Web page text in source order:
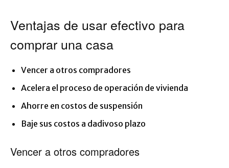
Ventajas de usar efectivo para
comprar una casa
Vencer a otros compradores
Acelera el proceso de operación de vivienda
Ahorre en costos de suspensión
Baje sus costos a dadivoso plazo
Vencer a otros compradores